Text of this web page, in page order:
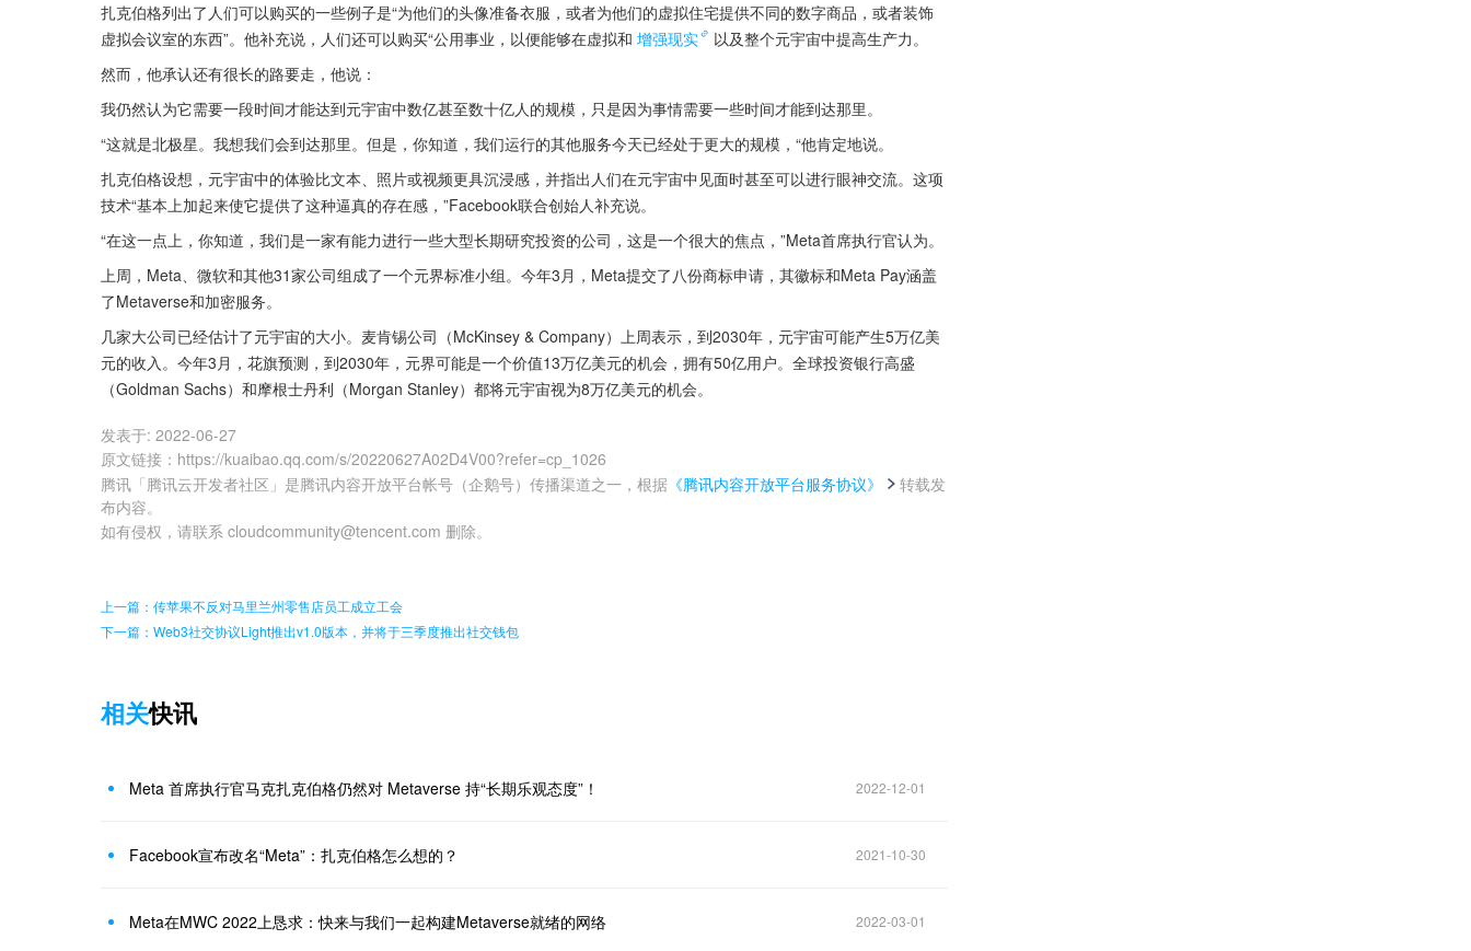
扎克伯格列出了人们可以购买的一些例子是“为他们的头像准备衣服，或者为他们的虚拟住宅提供不同的数字商品，或者装饰
虚拟会议室的东西”。他补充说，人们还可以购买“公用事业，以便能够在虚拟和 增强现实
以及整个元宇宙中提高生产力。
然而，他承认还有很长的路要走，他说：
我仍然认为它需要一段时间才能达到元宇宙中数亿甚至数十亿人的规模，只是因为事情需要一些时间才能到达那里。
“这就是北极星。我想我们会到达那里。但是，你知道，我们运行的其他服务今天已经处于更大的规模，“他肯定地说。
扎克伯格设想，元宇宙中的体验比文本、照片或视频更具沉浸感，并指出人们在元宇宙中见面时甚至可以进行眼神交流。这项
技术“基本上加起来使它提供了这种逼真的存在感，”Facebook联合创始人补充说。
“在这一点上，你知道，我们是一家有能力进行一些大型长期研究投资的公司，这是一个很大的焦点，”Meta首席执行官认为。
上周，Meta、微软和其他31家公司组成了一个元界标准小组。今年3月，Meta提交了八份商标申请，其徽标和Meta Pay涵盖
了Metaverse和加密服务。
几家大公司已经估计了元宇宙的大小。麦肯锡公司（McKinsey & Company）上周表示，到2030年，元宇宙可能产生5万亿美
元的收入。今年3月，花旗预测，到2030年，元界可能是一个价值13万亿美元的机会，拥有50亿用户。全球投资银行高盛
（Goldman Sachs）和摩根士丹利（Morgan Stanley）都将元宇宙视为8万亿美元的机会。
发表于: 2022-06-27
原文链接 ： https://kuaibao.qq.com/s/20220627A02D4V00?refer=cp_1026
腾讯「腾讯云开发者社区」是腾讯内容开放平台帐号（企鹅号）传播渠道之一，根据 《腾讯内容开放平台服务协议》
转载发
布内容。
如有侵权，请联系 cloudcommunity@tencent.com 删除。
上一篇：传苹果不反对马里兰州零售店员工成立工会
下一篇：Web3社交协议Light推出v1.0版本，并将于三季度推出社交钱包
相关快讯
Meta 首席执行官马克扎克伯格仍然对 Metaverse 持“长期乐观态度”！ 2022-12-01
Facebook宣布改名“Meta”：扎克伯格怎么想的？ 2021-10-30
Meta在MWC 2022上恳求：快来与我们一起构建Metaverse就绪的网络 2022-03-01